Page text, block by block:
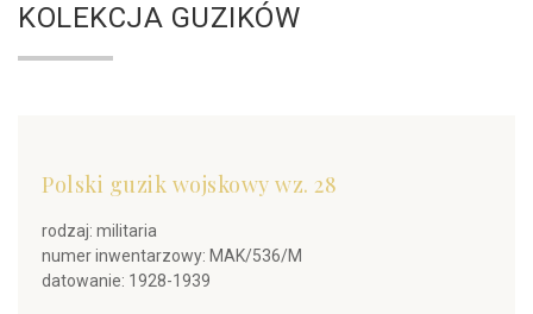
KOLEKCJA GUZIKÓW
Polski guzik wojskowy wz. 28
rodzaj: militaria
numer inwentarzowy: MAK/536/M
datowanie: 1928-1939